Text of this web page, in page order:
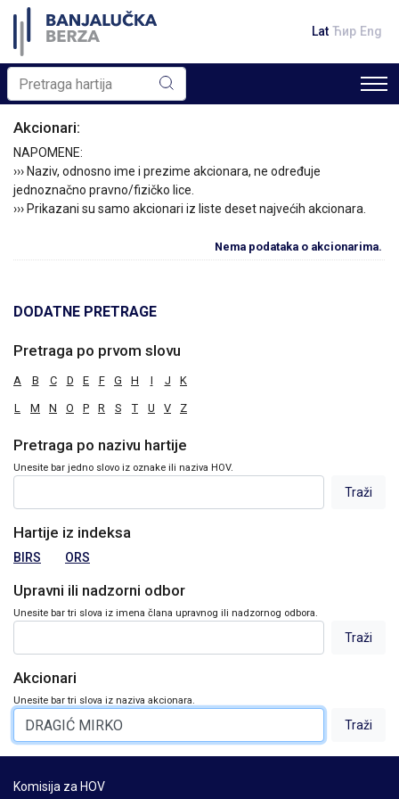
Lat Ћир Eng
Akcionari:
NAPOMENE:
››› Naziv, odnosno ime i prezime akcionara, ne određuje
jednoznačno pravno/fizičko lice.
››› Prikazani su samo akcionari iz liste deset najvećih akcionara.
Nema podataka o akcionarima.
DODATNE PRETRAGE
Pretraga po prvom slovu
A B C D E F G H I J K
L M N O P R S T U V Z
Pretraga po nazivu hartije
Unesite bar jedno slovo iz oznake ili naziva HOV.
Hartije iz indeksa
BIRS ORS
Upravni ili nadzorni odbor
Unesite bar tri slova iz imena člana upravnog ili nadzornog odbora.
Akcionari
Unesite bar tri slova iz naziva akcionara.
Komisija za HOV